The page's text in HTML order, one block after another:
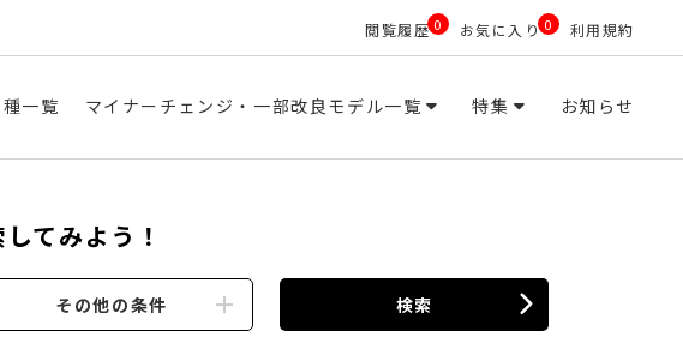
閲覧履歴 0 お気に入り 0 利用規約
一覧 マイナーチェンジ・一部改良モデル一覧 特集 お知らせ
てみよう！
その他の条件 検索